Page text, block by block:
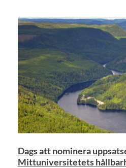
Dags att nominera
Mittuniversitetets